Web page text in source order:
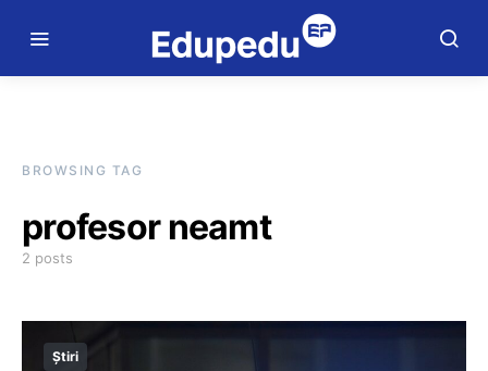
BROWSING TAG
profesor neamt
2 posts
Știri